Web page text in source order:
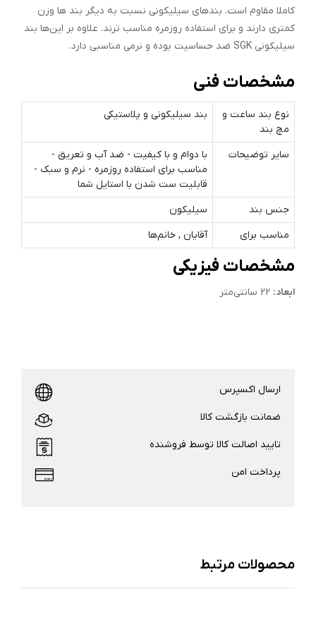
کاملا مقاوم است. بند‌های سیلیکونی نسبت به دیگر بند ها وزن
کمتری دارند و برای استفاده روزمره مناسب ترند. علاوه بر این‌ها بند
سیلیکونی SGK ضد حساسیت بوده و نرمی مناسبی دارد.
مشخصات فنی
نوع بند ساعت و
مچ‌ بند
بند سیلیکونی و پلاستیکی
سایر توضیحات
با دوام و با کیفیت - ضد آب و تعریق -
مناسب برای استفاده روزمره - نرم و سبک -
قابلیت ست شدن با استایل شما
جنس بند
سیلیکون
مناسب برای
آقایان , خانم‌ها
مشخصات فیزیکی
ابعاد:
ارسال اکسپرس
ضمانت بازگشت کالا
تایید اصالت کالا توسط فروشنده
پرداخت امن
محصولات مرتبط